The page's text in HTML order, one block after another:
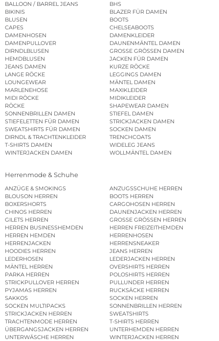
BALLOON / BARREL JEANS
BHS
BIKINIS
BLAZER FÜR DAMEN
BLUSEN
BOOTS
CAPES
CHELSEABOOTS
DAMENHOSEN
DAMENKLEIDER
DAMENPULLOVER
DAUNENMÄNTEL DAMEN
DIRNDLBLUSEN
GROSSE GRÖSSEN DAMEN
HEMDBLUSEN
JACKEN FÜR DAMEN
JEANS DAMEN
KURZE RÖCKE
LANGE RÖCKE
LEGGINGS DAMEN
LOUNGEWEAR
MÄNTEL DAMEN
MARLENEHOSE
MAXIKLEIDER
MIDI RÖCKE
MIDIKLEIDER
RÖCKE
SHAPEWEAR DAMEN
SONNENBRILLEN DAMEN
STIEFEL DAMEN
STIEFELETTEN FÜR DAMEN
STRICKJACKEN DAMEN
SWEATSHIRTS FÜR DAMEN
SOCKEN DAMEN
DIRNDL & TRACHTENKLEIDER
TRENCHCOATS
T-SHIRTS DAMEN
WIDELEG JEANS
WINTERJACKEN DAMEN
WOLLMÄNTEL DAMEN
Herrenmode & Schuhe
ANZÜGE & SMOKINGS
ANZUGSSCHUHE HERREN
BLOUSON HERREN
BOOTS HERREN
BOXERSHORTS
CARGOHOSEN HERREN
CHINOS HERREN
DAUNENJACKEN HERREN
GILETS HERREN
GROSSE GRÖSSEN HERREN
HERREN BUSINESSHEMDEN
HERREN FREIZEITHEMDEN
HERREN HEMDEN
HERRENHOSEN
HERRENJACKEN
HERRENSNEAKER
HOODIES HERREN
JEANS HERREN
LEDERHOSEN
LEDERJACKEN HERREN
MÄNTEL HERREN
OVERSHIRTS HERREN
PARKA HERREN
POLOSHIRTS HERREN
STRICKPULLOVER HERREN
PULLUNDER HERREN
PYJAMAS HERREN
RUCKSÄCKE HERREN
SAKKOS
SOCKEN HERREN
SOCKEN MULTIPACKS
SONNENBRILLEN HERREN
STRICKJACKEN HERREN
SWEATSHIRTS
TRACHTENMODE HERREN
T-SHIRTS HERREN
ÜBERGANGSJACKEN HERREN
UNTERHEMDEN HERREN
UNTERWÄSCHE HERREN
WINTERJACKEN HERREN